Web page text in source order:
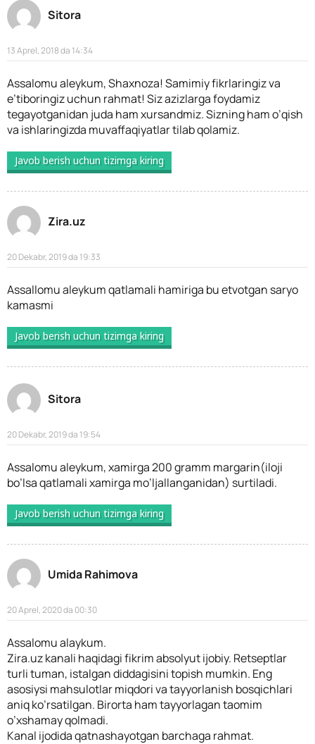
Sitora
13 Aprel, 2018 da 14:34
Assalomu aleykum, Shaxnoza! Samimiy fikrlaringiz va
e’tiboringiz uchun rahmat! Siz azizlarga foydamiz
tegayotganidan juda ham xursandmiz. Sizning ham o’qish
va ishlaringizda muvaffaqiyatlar tilab qolamiz.
Javob berish uchun tizimga kiring
Zira.uz
20 Dekabr, 2019 da 19:33
Assallomu aleykum qatlamali hamiriga bu etvotgan saryo
kamasmi
Javob berish uchun tizimga kiring
Sitora
20 Dekabr, 2019 da 19:54
Assalomu aleykum, xamirga 200 gramm margarin(iloji
bo’lsa qatlamali xamirga mo’ljallanganidan) surtiladi.
Javob berish uchun tizimga kiring
Umida Rahimova
20 Aprel, 2020 da 00:30
Assalomu alaykum.
Zira.uz kanali haqidagi fikrim absolyut ijobiy. Retseptlar
turli tuman, istalgan diddagisini topish mumkin. Eng
asosiysi mahsulotlar miqdori va tayyorlanish bosqichlari
aniq ko’rsatilgan. Birorta ham tayyorlagan taomim
o’xshamay qolmadi.
Kanal ijodida qatnashayotgan barchaga rahmat.